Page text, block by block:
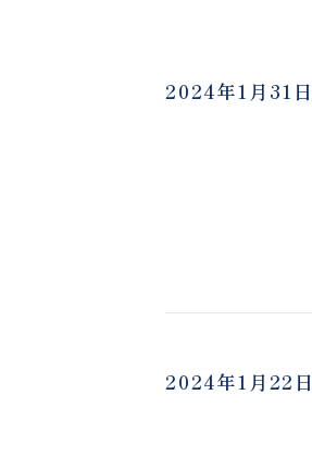
2024年1月31日
2024年1月22日